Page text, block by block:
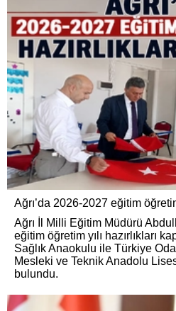
Ağrı’da 2026-2027 eğitim
Ağrı İl Milli Eğitim Müdürü
eğitim öğretim yılı hazırlıkları
Sağlık Anaokulu ile Türkiye
Mesleki ve Teknik Anadolu
bulundu.